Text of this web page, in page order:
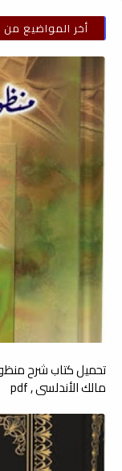
أخر المواضيع
تحميل كتاب شرح
مالك الأندلسي , pdf